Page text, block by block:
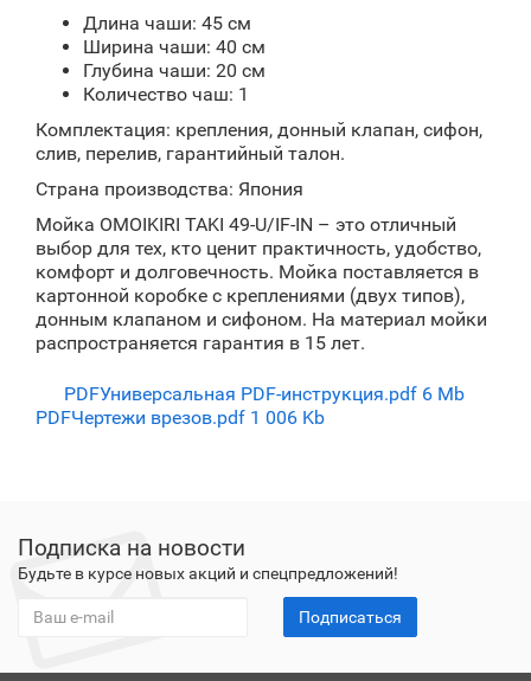
Длина чаши: 45 см
Ширина чаши: 40 см
Глубина чаши: 20 см
Количество чаш: 1
Комплектация: крепления, донный клапан, сифон,
слив, перелив, гарантийный талон.
Страна производства: Япония
Мойка OMOIKIRI TAKI 49-U/IF-IN – это отличный
выбор для тех, кто ценит практичность, удобство,
комфорт и долговечность. Мойка поставляется в
картонной коробке с креплениями (двух типов),
донным клапаном и сифоном. На материал мойки
распространяется гарантия в 15 лет.
PDFУниверсальная PDF-инструкция.pdf 6 Mb
PDFЧертежи врезов.pdf 1 006 Kb
Подписка на новости
Будьте в курсе новых акций и спецпредложений!
Подписаться